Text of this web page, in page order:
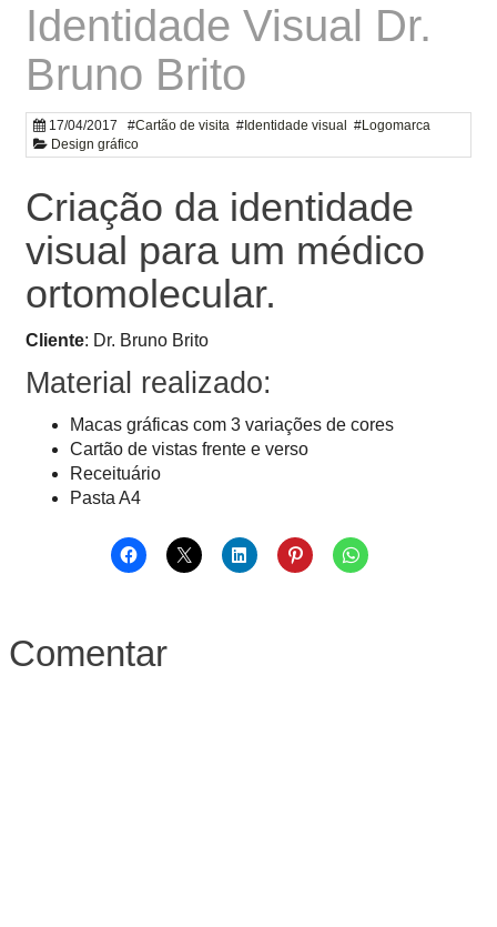
Identidade Visual Dr.
Bruno Brito
17/04/2017 #Cartão de visita #Identidade visual #Logomarca
Design gráfico
Criação da identidade
visual para um médico
ortomolecular.
Cliente: Dr. Bruno Brito
Material realizado:
Macas gráficas com 3 variações de cores
Cartão de vistas frente e verso
Receituário
Pasta A4
Comentar